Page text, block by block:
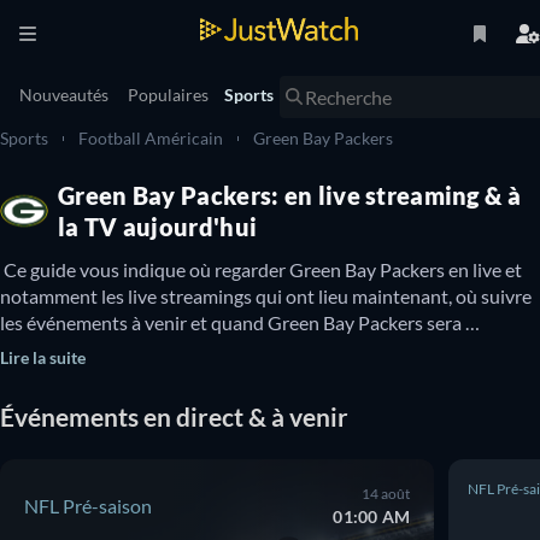
Nouveautés Populaires Sports
Sports Football Américain Green Bay Packers
Green Bay Packers: en live streaming & à
la TV aujourd'hui
Ce guide vous indique où regarder Green Bay Packers en live et
notamment les live streamings qui ont lieu maintenant, où suivre
les événements à venir et quand Green Bay Packers sera
disponible à la TV. Vous pouvez également découvrir s’il existe
Lire la suite
Événements en direct & à venir
NFL Pré-saison
14 août
01:00 AM
NFL Pré-